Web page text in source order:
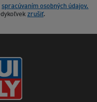
spracúvaním osobných údajov.
zrušiť.